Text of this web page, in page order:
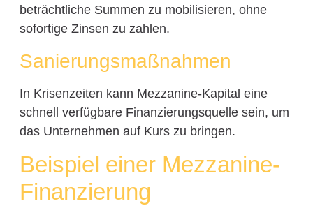
beträchtliche Summen zu mobilisieren, ohne
sofortige Zinsen zu zahlen.
Sanierungsmaßnahmen
In Krisenzeiten kann Mezzanine-Kapital eine
schnell verfügbare Finanzierungsquelle sein, um
das Unternehmen auf Kurs zu bringen.
Beispiel einer Mezzanine-
Finanzierung